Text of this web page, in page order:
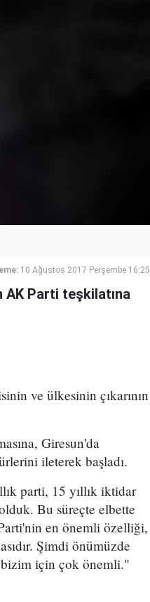
10 Ağustos 2017 Perşembe 16:25
AK Parti teşkilatına
ve ülkesinin çıkarının
Giresun'da
ileterek başladı.
parti, 15 yıllık iktidar
Bu süreçte elbette
en önemli özelliği,
Şimdi önümüzde
bizim için çok önemli."